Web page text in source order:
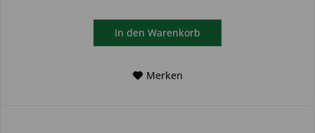
In den Warenkorb
Merken